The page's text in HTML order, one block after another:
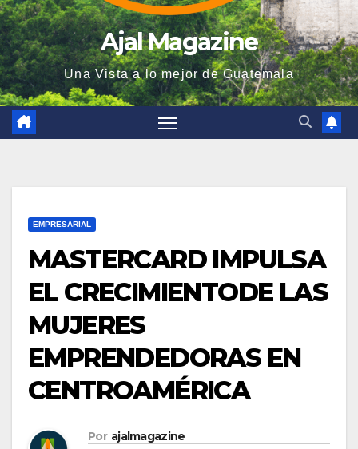
Ajal Magazine
Una Vista a lo mejor de Guatemala
EMPRESARIAL
MASTERCARD IMPULSA
EL CRECIMIENTODE LAS
MUJERES
EMPRENDEDORAS EN
CENTROAMÉRICA
Por ajalmagazine